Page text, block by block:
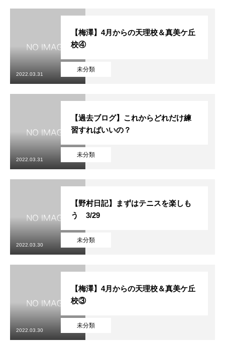
未分類
【梅澤】4月からの天理校＆真美ケ丘
校④
2022.03.31
未分類
【過去ブログ】これからどれだけ練
習すればいいの？
2022.03.31
未分類
【野村日記】まずはテニスを楽しも
う 3/29
2022.03.30
未分類
【梅澤】4月からの天理校＆真美ケ丘
校③
2022.03.30